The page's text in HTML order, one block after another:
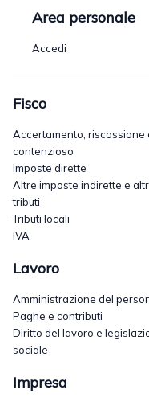
Area personale
Accedi
Fisco
Accertamento, riscossione
contenzioso
Imposte dirette
Altre imposte indirette e
tributi
Tributi locali
IVA
Lavoro
Amministrazione del
Paghe e contributi
Diritto del lavoro e
sociale
Impresa